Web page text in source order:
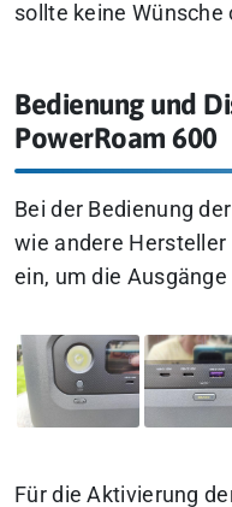
sollte keine Wünsche
Bedienung und
PowerRoam 600
Bei der Bedienung
wie andere
ein, um die
Für die Aktivierung